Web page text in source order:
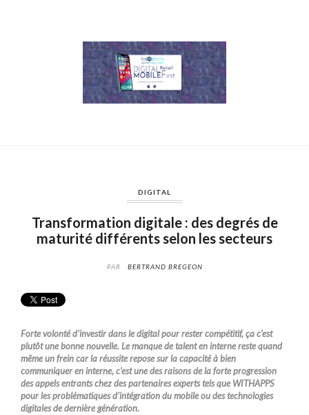
DIGITAL
Transformation digitale : des degrés de
maturité différents selon les secteurs
PAR BERTRAND BREGEON
Forte volonté d’investir dans le digital pour rester compétitif, ça c’est
plutôt une bonne nouvelle. Le manque de talent en interne reste quand
même un frein car la réussite repose sur la capacité à bien
communiquer en interne, c’est une des raisons de la forte progression
des appels entrants chez des partenaires experts tels que WITHAPPS
pour les problématiques d’intégration du mobile ou des technologies
digitales de dernière génération.